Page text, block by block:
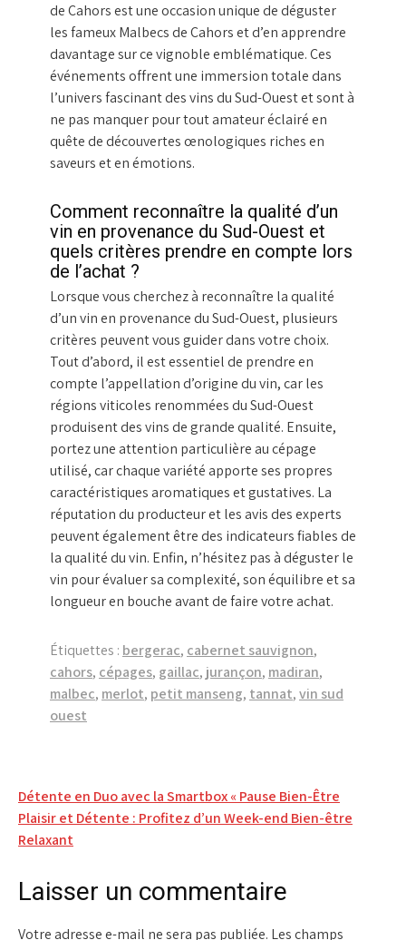
de Cahors est une occasion unique de déguster
les fameux Malbecs de Cahors et d’en apprendre
davantage sur ce vignoble emblématique. Ces
événements offrent une immersion totale dans
l’univers fascinant des vins du Sud-Ouest et sont à
ne pas manquer pour tout amateur éclairé en
quête de découvertes œnologiques riches en
saveurs et en émotions.
Comment reconnaître la qualité d’un
vin en provenance du Sud-Ouest et
quels critères prendre en compte lors
de l’achat ?
Lorsque vous cherchez à reconnaître la qualité
d’un vin en provenance du Sud-Ouest, plusieurs
critères peuvent vous guider dans votre choix.
Tout d’abord, il est essentiel de prendre en
compte l’appellation d’origine du vin, car les
régions viticoles renommées du Sud-Ouest
produisent des vins de grande qualité. Ensuite,
portez une attention particulière au cépage
utilisé, car chaque variété apporte ses propres
caractéristiques aromatiques et gustatives. La
réputation du producteur et les avis des experts
peuvent également être des indicateurs fiables de
la qualité du vin. Enfin, n’hésitez pas à déguster le
vin pour évaluer sa complexité, son équilibre et sa
longueur en bouche avant de faire votre achat.
Étiquettes : bergerac, cabernet sauvignon,
cahors, cépages, gaillac, jurançon, madiran,
malbec, merlot, petit manseng, tannat,vin sud
ouest
Navigation
de
l’article
Détente en Duo avec la Smartbox « Pause Bien-Être
Plaisir et Détente : Profitez d’un Week-end Bien-être
Relaxant
Laisser un commentaire
Votre adresse e-mail ne sera pas publiée. Les champs